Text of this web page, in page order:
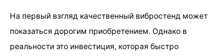
На первый взгляд качественный вибростенд может
показаться дорогим приобретением. Однако в
реальности это инвестиция, которая быстро